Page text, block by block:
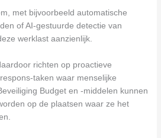
met bijvoorbeeld automatische
of AI-gestuurde detectie van
werklast aanzienlijk.
richten op proactieve
taken waar menselijke
Budget en -middelen kunnen
op de plaatsen waar ze het